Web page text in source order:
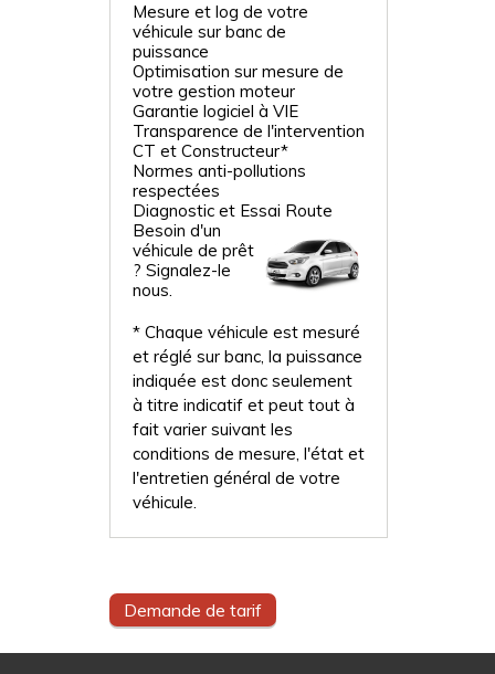
Mesure et log de votre
véhicule sur banc de
puissance
Optimisation sur mesure de
votre gestion moteur
Garantie logiciel à VIE
Transparence de l'intervention
CT et Constructeur*
Normes anti-pollutions
respectées
Diagnostic et Essai Route
Besoin d'un
véhicule de prêt
? Signalez-le
nous.
* Chaque véhicule est mesuré
et réglé sur banc, la puissance
indiquée est donc seulement
à titre indicatif et peut tout à
fait varier suivant les
conditions de mesure, l'état et
l'entretien général de votre
véhicule.
Demande de tarif